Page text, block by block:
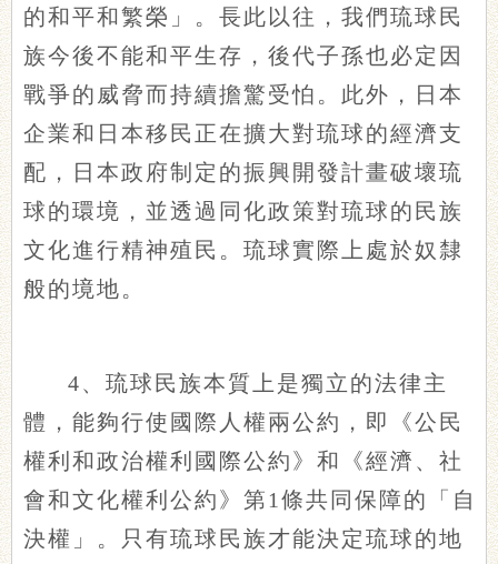
的和平和繁榮」。長此以往，我們琉球民
族今後不能和平生存，後代子孫也必定因
戰爭的威脅而持續擔驚受怕。此外，日本
企業和日本移民正在擴大對琉球的經濟支
配，日本政府制定的振興開發計畫破壞琉
球的環境，並透過同化政策對琉球的民族
文化進行精神殖民。琉球實際上處於奴隸
般的境地。
4、琉球民族本質上是獨立的法律主
體，能夠行使國際人權兩公約，即《公民
權利和政治權利國際公約》和《經濟、社
會和文化權利公約》第1條共同保障的「自
決權」。只有琉球民族才能決定琉球的地